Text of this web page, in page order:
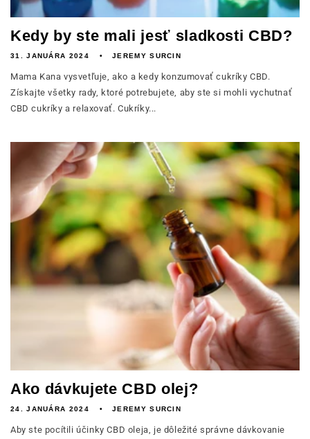
Kedy by ste mali jesť sladkosti CBD?
31. JANUÁRA 2024 JEREMY SURCIN
Mama Kana vysvetľuje, ako a kedy konzumovať cukríky CBD.
Získajte všetky rady, ktoré potrebujete, aby ste si mohli vychutnať
CBD cukríky a relaxovať. Cukríky...
Ako dávkujete CBD olej?
24. JANUÁRA 2024 JEREMY SURCIN
Aby ste pocítili účinky CBD oleja, je dôležité správne dávkovanie